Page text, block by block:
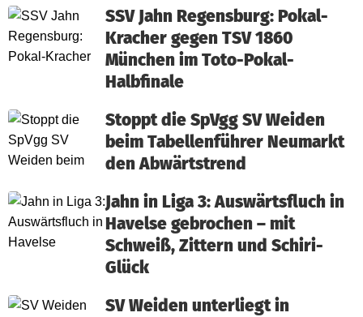
SSV Jahn Regensburg: Pokal-
Kracher gegen TSV 1860
München im Toto-Pokal-
Halbfinale
Stoppt die SpVgg SV Weiden
beim Tabellenführer Neumarkt
den Abwärtstrend
Jahn in Liga 3: Auswärtsfluch in
Havelse gebrochen – mit
Schweiß, Zittern und Schiri-
Glück
SV Weiden unterliegt in